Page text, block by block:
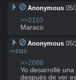
Anonymous 05/
>>2110
Maraco
Anonymous 05/
>>2113
>>2088
Yo desarrollé
después de ver